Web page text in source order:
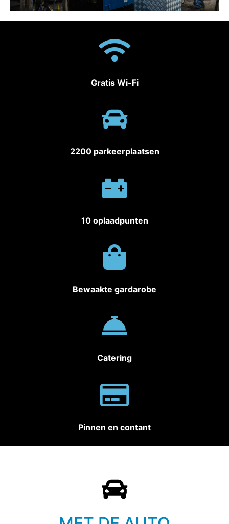
Gratis Wi-Fi
2200 parkeerplaatsen
10 oplaadpunten
Bewaakte gardarobe
Catering
Pinnen en contant